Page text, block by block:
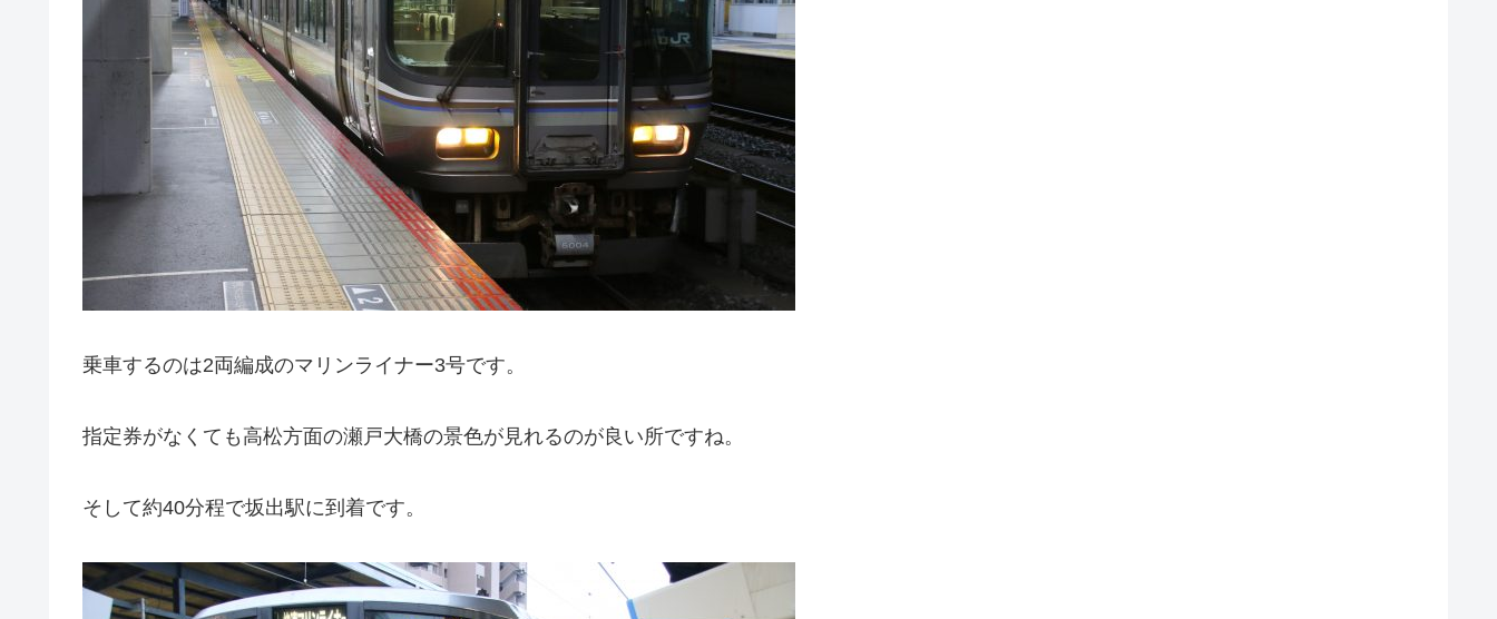
乗車するのは2両編成のマリンライナー3号です。
指定券がなくても高松方面の瀬戸大橋の景色が見れるのが良い所ですね。
そして約40分程で坂出駅に到着です。